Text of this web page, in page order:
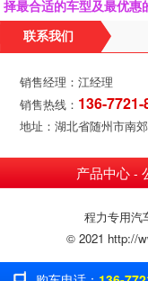
择最合适的车型及最优惠
联系我们
销售经理：江经理
销售热线： 136-
地址：湖北省随州市南
产品中心-
程力专用汽
© 2021 http://